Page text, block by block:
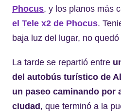
Phocus, y los planos más
el Tele x2 de Phocus.
baja luz del lugar, no
La tarde se repartió entre
del autobús turístico de
un paseo caminando por
ciudad , que terminó a la